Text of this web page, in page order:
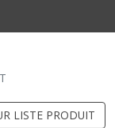
LISTE PRODUIT